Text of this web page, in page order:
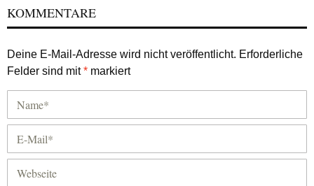
KOMMENTARE
Deine E-Mail-Adresse wird nicht veröffentlicht. Erforderliche
Felder sind mit* markiert